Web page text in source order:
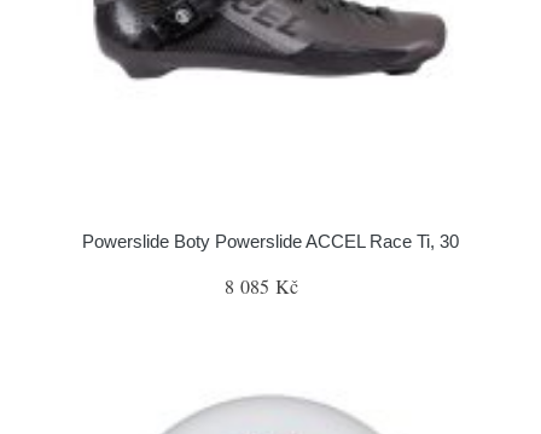
Powerslide Boty Powerslide ACCEL Race Ti, 30
8 085 Kč